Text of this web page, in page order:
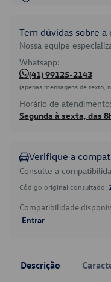
Tem dúvidas sobre
Nossa equipe
Whatsapp:
(41) 99125-2143
(apenas mensagens de texto,
Horário de atendimento:
Segunda à sexta, das
Verifique a
Consulte a
Código original consultado:
Compatibilidade
Entrar
Descrição